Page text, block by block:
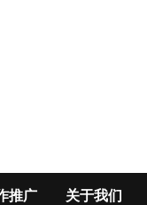
推广 关于我们